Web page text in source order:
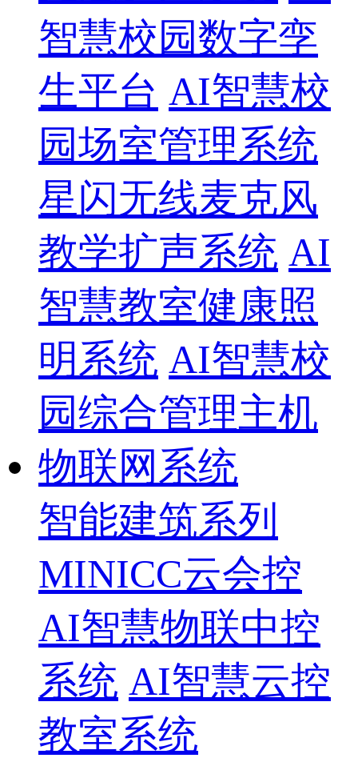
智慧校园数字孪
生平台 AI智慧校
园场室管理系统
星闪无线麦克风
教学扩声系统 AI
智慧教室健康照
明系统 AI智慧校
园综合管理主机
物联网系统
智能建筑系列
MINICC云会控
AI智慧物联中控
系统 AI智慧云控
教室系统